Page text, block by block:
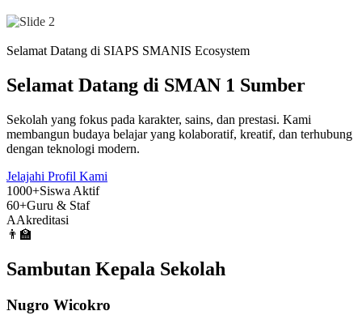
Selamat Datang di SIAPS SMANIS Ecosystem
Selamat Datang di SMAN 1 Sumber
Sekolah yang fokus pada karakter, sains, dan prestasi. Kami
membangun budaya belajar yang kolaboratif, kreatif, dan terhubung
dengan teknologi modern.
Jelajahi Profil Kami
1000+Siswa Aktif
60+Guru & Staf
AAkreditasi
👨‍🏫
Sambutan Kepala Sekolah
Nugro Wicokro